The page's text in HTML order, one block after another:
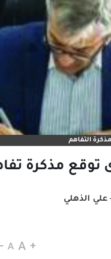
التفاهم
توقع مذكرة
علي الذهلي